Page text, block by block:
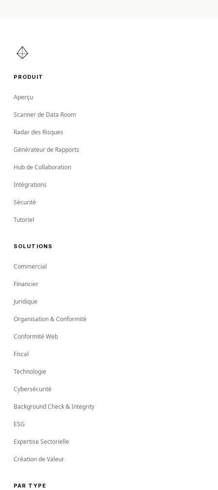
PRODUIT
Aperçu
Scanner de Data Room
Radar des Risques
Générateur de Rapports
Hub de Collaboration
Intégrations
Sécurité
Tutoriel
SOLUTIONS
Commercial
Financier
Juridique
Organisation & Conformité
Conformité Web
Fiscal
Technologie
Cybersécurité
Background Check & Integrity
ESG
Expertise Sectorielle
Création de Valeur
PAR TYPE